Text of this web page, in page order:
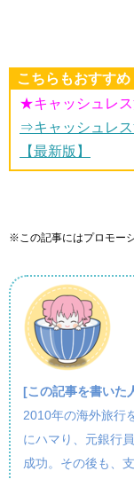
こちらもおすすめ
★キャッシュレス
⇒キャッシュレ
【最新版】
※この記事にはプロモー
[この記事を書い
2010年の海外旅行
にハマり、元銀行
成功。その後も、